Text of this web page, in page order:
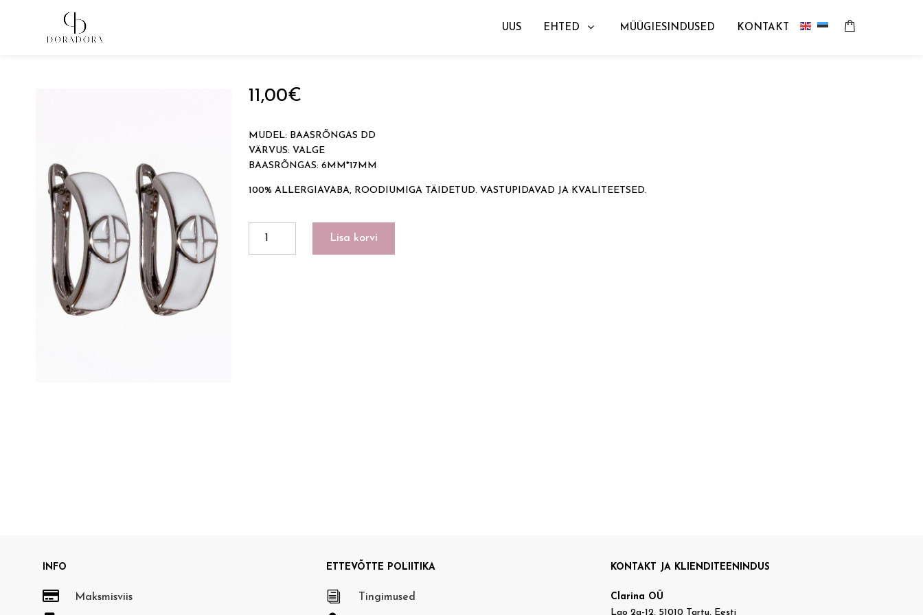
UUS EHTED MÜÜGIESINDUSED
KONTAKT
Avaleht→ Tugevkullatud ehted
11,00€
MUDEL: BAASRÕNGAS DD
VÄRVUS: VALGE
BAASRÕNGAS: 6MM*17MM
100% ALLERGIAVABA, ROODIUMIGA TÄIDETUD. VASTUPIDAVAD JA KVALITEETSED.
Lisa korvi
INFO
 Maksmisviis
ETTEVÕTTE POLIITIKA
i Tingimused
KONTAKT JA KLIENDITEENINDUS
Clarina OÜ
Lao 2a-12, 51010 Tartu, Eesti